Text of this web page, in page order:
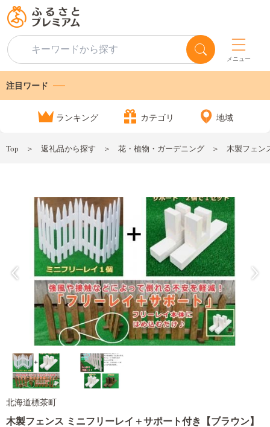
メニュー
注目ワード
ランキング カテゴリ 地域
Top 返礼品から探す 花・植物・ガーデニング 木製フェン
北海道標茶町
木製フェンス ミニフリーレイ＋サポート付き【ブラウン】